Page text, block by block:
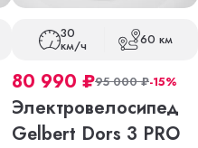
30
км/ч 60 км
80 990 ₽95 000₽-15%
Электровелосипед
Gelbert Dors 3 PRO